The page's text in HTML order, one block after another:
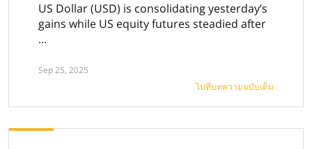
US Dollar (USD) is consolidating yesterday’s
gains while US equity futures steadied after
...
Sep 25, 2025
ไปที่บทความฉบับเต็ม